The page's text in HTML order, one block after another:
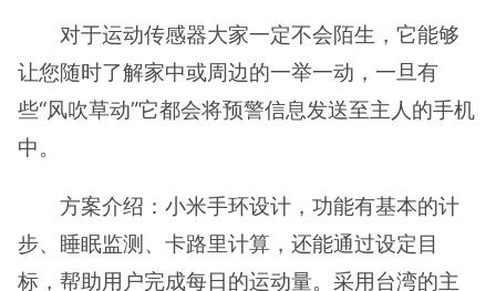
对于运动传感器大家一定不会陌生，它能够
让您随时了解家中或周边的一举一动，一旦有
些“风吹草动”它都会将预警信息发送至主人的手机
中。
方案介绍：小米手环设计，功能有基本的计
步、睡眠监测、卡路里计算，还能通过设定目
标，帮助用户完成每日的运动量。采用台湾的主